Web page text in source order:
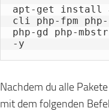
apt-get install
cli php-fpm php-
php-gd php-
-y
Nachdem du alle
mit dem folgenden